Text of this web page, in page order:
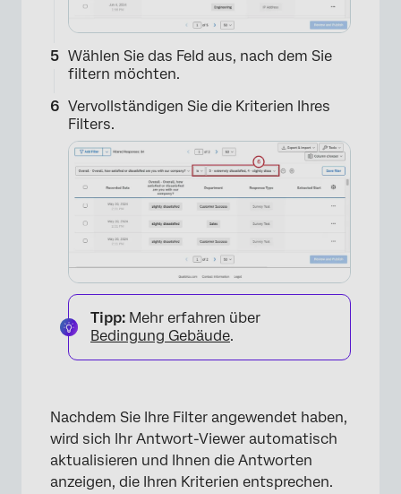
×
Wählen Sie das Feld aus, nach dem Sie
filtern möchten.
Vervollständigen Sie die Kriterien Ihres
Filters.
Tipp: Mehr erfahren über
Bedingung Gebäude.
Nachdem Sie Ihre Filter angewendet haben,
wird sich Ihr Antwort-Viewer automatisch
aktualisieren und Ihnen die Antworten
anzeigen, die Ihren Kriterien entsprechen.